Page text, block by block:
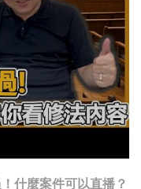
什麼案件可以直播？